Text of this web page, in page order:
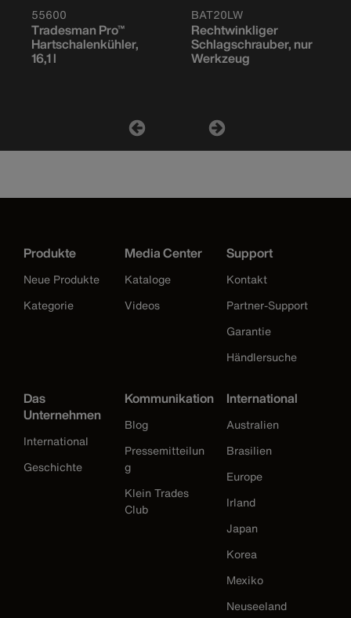
55600
Tradesman Pro™
Hartschalenkühler,
16,1 l
BAT20LW
Rechtwinkliger
Schlagschrauber, nur
Werkzeug
Produkte
Neue Produkte
Kategorie
Media Center
Kataloge
Videos
Support
Kontakt
Partner-Support
Garantie
Händlersuche
Das
Unternehmen
International
Geschichte
Kommunikation
Blog
Pressemitteilun
g
Klein Trades
Club
International
Australien
Brasilien
Europe
Irland
Japan
Korea
Mexiko
Neuseeland